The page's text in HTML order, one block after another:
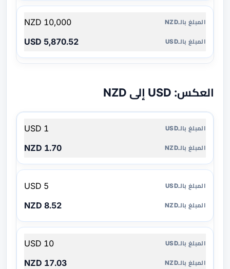
10,000 NZD
5,870.52 USD
العكس: USD إلى NZD
بالـUSD
المبلغ
1 USD
1.70 NZD
5 USD
8.52 NZD
10 USD
17.03 NZD